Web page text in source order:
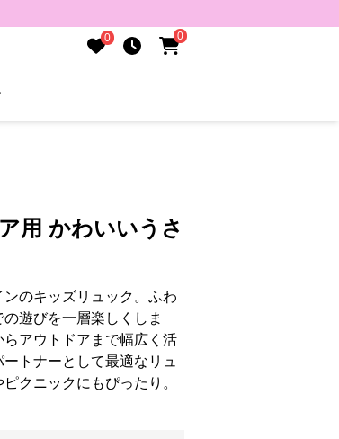
0 0
用 かわいいうさ
のキッズリュック。ふわ
遊びを一層楽しくしま
アウトドアまで幅広く活
トナーとして最適なリュ
クニックにもぴったり。